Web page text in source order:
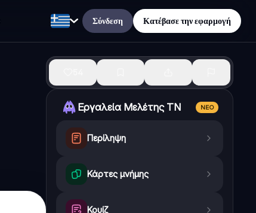
Σύνδεση Κατέβασε την εφαρμογή
Εργαλεία Μελέτης ΤΝ ΝΈΟ
Περίληψη
Κάρτες μνήμης
Κουίζ